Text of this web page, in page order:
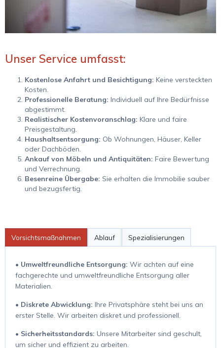
Unser Service umfasst:
Kostenlose Anfahrt und Besichtigung: Keine versteckten
Kosten.
Professionelle Beratung: Individuell auf Ihre Bedürfnisse
abgestimmt.
Realistischer Kostenvoranschlag: Klare und faire
Preisgestaltung.
Haushaltsentsorgung: Ob Wohnungen, Häuser, Keller
oder Dachböden.
Ankauf von Möbeln und Antiquitäten: Faire Bewertung
und Verrechnung.
Besenreine Übergabe: Sie erhalten die Immobilie sauber
und bezugsfertig.
Vorsichtsmaßnahmen Ablauf Spezialisierungen
• Umweltfreundliche Entsorgung: Wir achten auf eine
fachgerechte und umweltfreundliche Entsorgung aller
Materialien.
• Diskrete Abwicklung: Ihre Privatsphäre steht bei uns an
erster Stelle. Wir arbeiten diskret und professionell.
• Sicherheitsstandards: Unsere Mitarbeiter sind geschult,
um sicher und effizient zu arbeiten.